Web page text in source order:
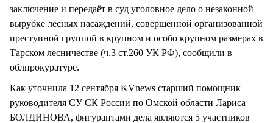
заключение и передаёт в суд уголовное дело о незаконной
вырубке лесных насаждений, совершенной организованной
преступной группой в крупном и особо крупном размерах в
Тарском лесничестве (ч.3 ст.260 УК РФ), сообщили в
облпрокуратуре.
Как уточнила 12 сентября KVnews старший помощник
руководителя СУ СК России по Омской области Лариса
БОЛДИНОВА, фигурантами дела являются 5 участников